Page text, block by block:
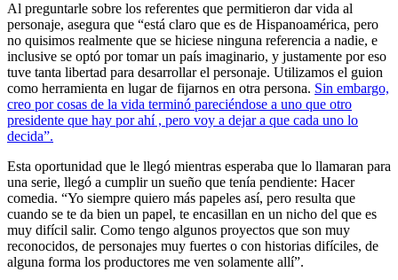
Al preguntarle sobre los referentes que permitieron dar vida al
personaje, asegura que “está claro que es de Hispanoamérica, pero
no quisimos realmente que se hiciese ninguna referencia a nadie, e
inclusive se optó por tomar un país imaginario, y justamente por eso
tuve tanta libertad para desarrollar el personaje. Utilizamos el guion
como herramienta en lugar de fijarnos en otra persona. Sin embargo,
creo por cosas de la vida terminó pareciéndose a uno que otro
presidente que hay por ahí , pero voy a dejar a que cada uno lo
decida”.
Esta oportunidad que le llegó mientras esperaba que lo llamaran para
una serie, llegó a cumplir un sueño que tenía pendiente: Hacer
comedia. “Yo siempre quiero más papeles así, pero resulta que
cuando se te da bien un papel, te encasillan en un nicho del que es
muy difícil salir. Como tengo algunos proyectos que son muy
reconocidos, de personajes muy fuertes o con historias difíciles, de
alguna forma los productores me ven solamente allí”.